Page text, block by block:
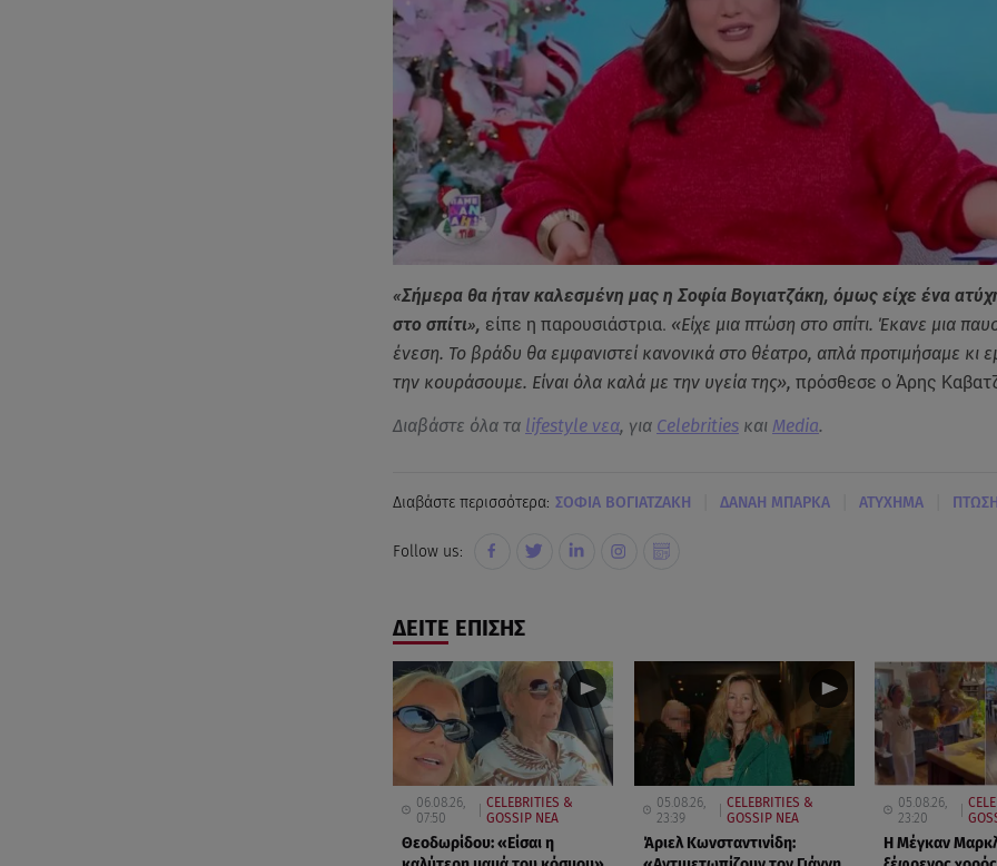
«Σήμερα θα ήταν καλεσμένη μας η Σοφία Βογιατζάκη, όμως είχε ένα
στο σπίτι», είπε η παρουσιάστρια. «Είχε μια πτώση στο σπίτι. Έκανε μια
ένεση. Το βράδυ θα εμφανιστεί κανονικά στο θέατρο, απλά προτιμήσαμε κι
την κουράσουμε. Είναι όλα καλά με την υγεία της», πρόσθεσε ο Άρης
Διαβάστε όλα τα lifestyle νεα, για Celebritiesκαι Media.
Διαβάστε περισσότερα: ΣΟΦΙΑ ΒΟΓΙΑΤΖΑΚΗ ΔΑΝΑΗ ΜΠΑΡΚΑ ΑΤΥΧΗΜΑ ΠΤΩΣΗ
Follow us:
ΔΕΙΤΕ ΕΠΙΣΗΣ
06.08.26,
07:50
CELEBRITIES &
GOSSIP ΝΕΑ
Θεοδωρίδου: «Είσαι η
05.08.26,
23:39
CELEBRITIES &
GOSSIP ΝΕΑ
Άριελ Κωνσταντινίδη:
05.08.26,
23:20
Η Μέγκαν